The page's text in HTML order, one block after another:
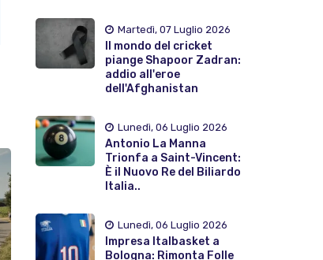
Martedì, 07 Luglio 2026
Il mondo del cricket
piange Shapoor Zadran:
addio all'eroe
dell'Afghanistan
Lunedì, 06 Luglio 2026
Antonio La Manna
Trionfa a Saint-Vincent:
È il Nuovo Re del Biliardo
Italia..
Lunedì, 06 Luglio 2026
Impresa Italbasket a
Bologna: Rimonta Folle